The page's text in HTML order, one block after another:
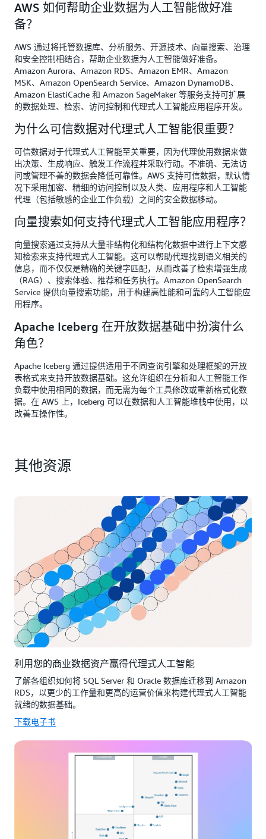
AWS 如何帮助企业数据为人工智能做好准
备？
AWS 通过将托管数据库、分析服务、开源技术、向量搜索、治理
和安全控制相结合，帮助企业数据为人工智能做好准备。
Amazon Aurora、Amazon RDS、Amazon EMR、Amazon
MSK、Amazon OpenSearch Service、Amazon DynamoDB、
Amazon ElastiCache 和 Amazon SageMaker 等服务支持可扩展
的数据处理、检索、访问控制和代理式人工智能应用程序开发。
为什么可信数据对代理式人工智能很重要？
可信数据对于代理式人工智能至关重要，因为代理使用数据来做
出决策、生成响应、触发工作流程并采取行动。不准确、无法访
问或管理不善的数据会降低可靠性。AWS 支持可信数据，默认情
况下采用加密、精细的访问控制以及人类、应用程序和人工智能
代理（包括敏感的企业工作负载）之间的安全数据移动。
向量搜索如何支持代理式人工智能应用程序？
向量搜索通过支持从大量非结构化和结构化数据中进行上下文感
知检索来支持代理式人工智能。这可以帮助代理找到语义相关的
信息，而不仅仅是精确的关键字匹配，从而改善了检索增强生成
（RAG）、搜索体验、推荐和任务执行。Amazon OpenSearch
Service 提供向量搜索功能，用于构建高性能和可靠的人工智能应
用程序。
Apache Iceberg 在开放数据基础中扮演什么
角色？
Apache Iceberg 通过提供适用于不同查询引擎和处理框架的开放
表格式来支持开放数据基础。这允许组织在分析和人工智能工作
负载中使用相同的数据，而无需为每个工具修改或重新格式化数
据。在 AWS 上，Iceberg 可以在数据和人工智能堆栈中使用，以
改善互操作性。
其他资源
利用您的商业数据资产赢得代理式人工智能
了解各组织如何将 SQL Server 和 Oracle 数据库迁移到 Amazon
RDS，以更少的工作量和更高的运营价值来构建代理式人工智能
就绪的数据基础。
下载电子书